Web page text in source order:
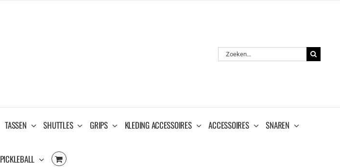
Zoeken
naar:
TASSEN SHUTTLES GRIPS KLEDING ACCESSOIRES ACCESSOIRES SNAREN
PICKLEBALL